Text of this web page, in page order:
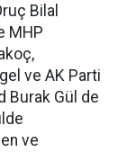
Bilal
MHP
ve AK Parti
Burak Gül de
ve